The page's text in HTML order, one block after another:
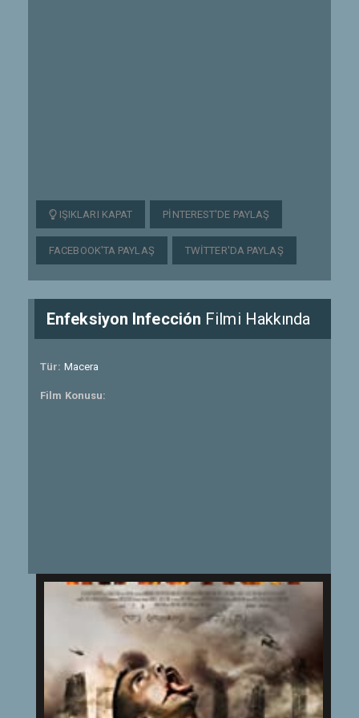
IŞIKLARI KAPAT PINTEREST'DE PAYLAŞ
FACEBOOK'TA PAYLAŞ TWITTER'DA PAYLAŞ
Enfeksiyon Infección Filmi Hakkında
Tür: Macera
Film Konusu: